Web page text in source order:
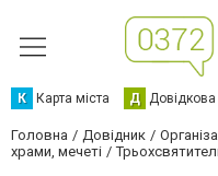
К Карта міста Д Довідкова
Головна Довідник
храми, мечеті